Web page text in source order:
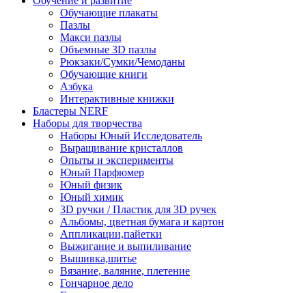
Обучающие плакаты
Пазлы
Макси пазлы
Объемные 3D пазлы
Рюкзаки/Сумки/Чемоданы
Обучающие книги
Азбука
Интерактивные книжки
Бластеры NERF
Наборы для творчества
Наборы Юный Исследователь
Выращивание кристаллов
Опыты и эксперименты
Юный Парфюмер
Юный физик
Юный химик
3D ручки / Пластик для 3D ручек
Альбомы, цветная бумага и картон
Аппликации,пайетки
Выжигание и выпиливание
Вышивка,шитье
Вязание, валяние, плетение
Гончарное дело